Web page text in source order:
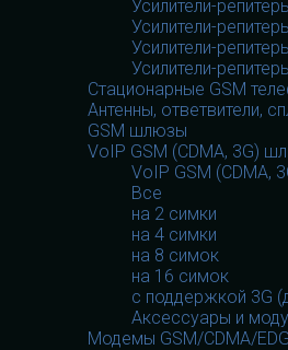
Усилители-
Усилители-
Усилители-
Усилители-
Стационарные GSM
Антенны, ответвители,
GSM шлюзы
VoIP GSM (CDMA, 3G)
VoIP GSM (CDMA,
Все
на 2 симки
на 4 симки
на 8 симок
на 16 симок
с поддержкой 3G
Аксессуары и
Модемы GSM/CDMA/